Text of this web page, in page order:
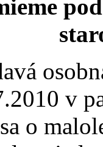
v
o